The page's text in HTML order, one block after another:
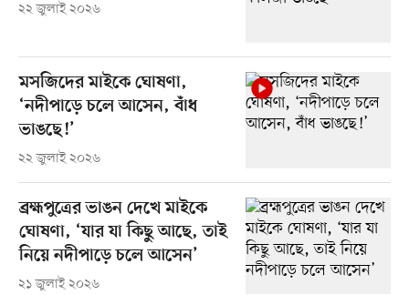
২২ জুলাই ২০২৬
মসজিদের মাইকে ঘোষণা,
‘নদীপাড়ে চলে আসেন, বাঁধ
ভাঙছে!’
২২ জুলাই ২০২৬
ব্রহ্মপুত্রের ভাঙন দেখে মাইকে
ঘোষণা, ‘যার যা কিছু আছে, তাই
নিয়ে নদীপাড়ে চলে আসেন’
২১ জুলাই ২০২৬